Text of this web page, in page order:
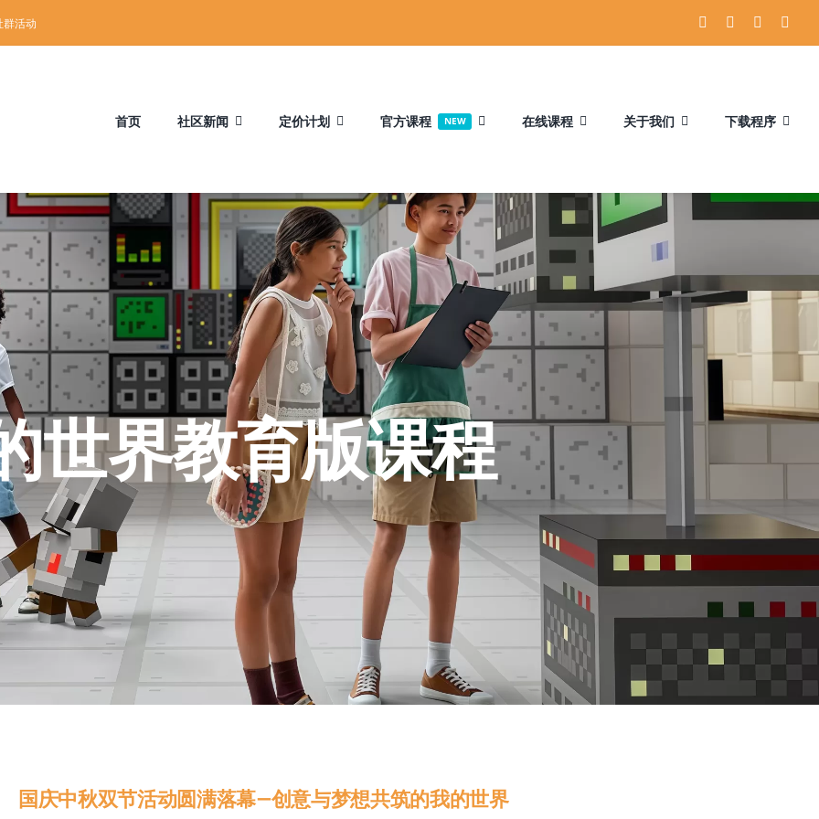
群活动
首页 社区新闻 定价计划 官方课程 NEW 在线课程 关于我们 下载程序
世界教育版课程
国庆中秋双节活动圆满落幕—创意与梦想共筑的我的世界